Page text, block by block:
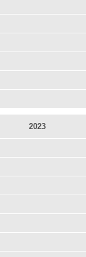
2023